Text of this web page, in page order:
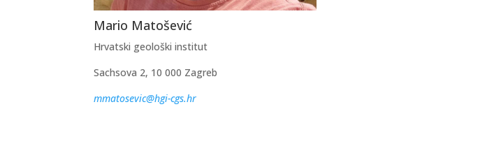
Mario Matošević
Hrvatski geološki institut
Sachsova 2, 10 000 Zagreb
mmatosevic@hgi-cgs.hr